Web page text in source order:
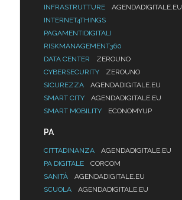
INFRASTRUTTURE
AGENDADIGITALE.EU
INTERNET4THINGS
PAGAMENTIDIGITALI
RISKMANAGEMENT360
DATA CENTER
ZEROUNO
CYBERSECURITY
ZEROUNO
SICUREZZA
AGENDADIGITALE.EU
SMART CITY
AGENDADIGITALE.EU
SMART MOBILITY
ECONOMYUP
PA
CITTADINANZA
AGENDADIGITALE.EU
PA DIGITALE
CORCOM
SANITÀ
AGENDADIGITALE.EU
SCUOLA
AGENDADIGITALE.EU